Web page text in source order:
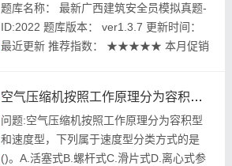
答案:查看最佳答案第2题:事故发生单位及
其有关人员____,对事故发生单位处1...
题库名称： 最新广西建筑安全员模拟真题-
ID:2022 题库版本： ver1.3.7 更新时间：
最近更新 推荐指数： ★★★★★ 本月促销
建筑安全员模拟考试题库 ...
空气压缩机按照工作原理分为容积型和速度型，下列属于速度型分类方式的是()。
问题:空气压缩机按照工作原理分为容积型
和速度型，下列属于速度型分类方式的是
()。A.活塞式B.螺杆式C.滑片式D.离心式参